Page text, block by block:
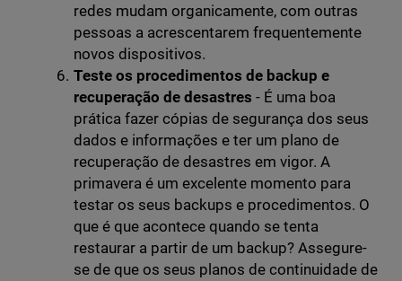
redes mudam organicamente, com outras
pessoas a acrescentarem frequentemente
novos dispositivos.
Teste os procedimentos de backup e
recuperação de desastres - É uma boa
prática fazer cópias de segurança dos seus
dados e informações e ter um plano de
recuperação de desastres em vigor. A
primavera é um excelente momento para
testar os seus backups e procedimentos. O
que é que acontece quando se tenta
restaurar a partir de um backup? Assegure-
se de que os seus planos de continuidade de